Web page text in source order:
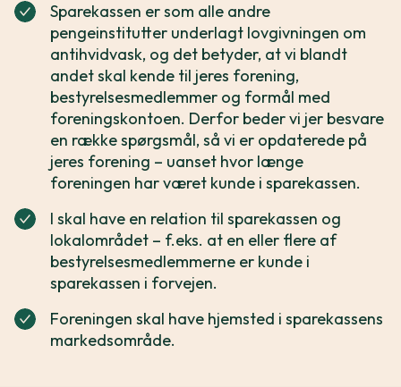
Sparekassen er som alle andre
pengeinstitutter underlagt lovgivningen om
antihvidvask, og det betyder, at vi blandt
andet skal kende til jeres forening,
bestyrelsesmedlemmer og formål med
foreningskontoen. Derfor beder vi jer besvare
en række spørgsmål, så vi er opdaterede på
jeres forening – uanset hvor længe
foreningen har været kunde i sparekassen.
I skal have en relation til sparekassen og
lokalområdet – f.eks. at en eller flere af
bestyrelsesmedlemmerne er kunde i
sparekassen i forvejen.
Foreningen skal have hjemsted i sparekassens
markedsområde.